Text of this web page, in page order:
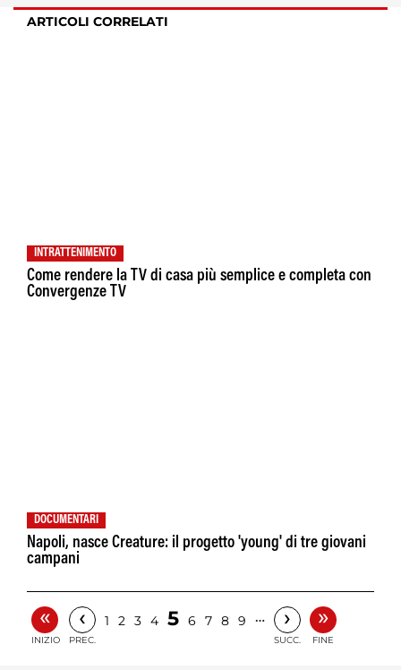
ARTICOLI CORRELATI
INTRATTENIMENTO
Come rendere la TV di casa più semplice e completa con
Convergenze TV
DOCUMENTARI
Napoli, nasce Creature: il progetto 'young' di tre giovani
campani
«
INIZIO
‹
PREC.
1 2 3 4 5 6 7 8 9 … ›
SUCC.
»
FINE